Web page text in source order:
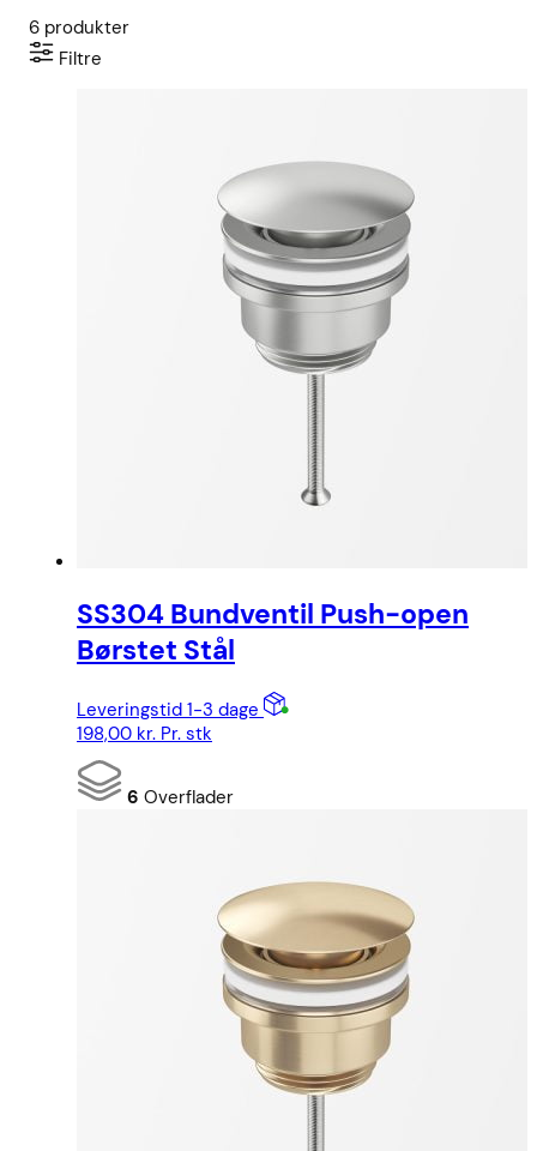
6 produkter
Filtre
SS304 Bundventil Push-open
Børstet Stål
Leveringstid 1-3 dage
198,00 kr. Pr. stk
6 Overflader